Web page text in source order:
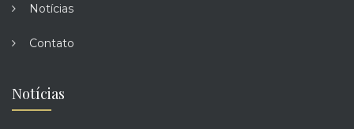
Notícias
Contato
Notícias